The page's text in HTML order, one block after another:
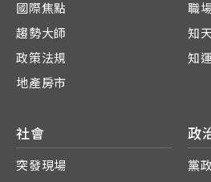
國際焦點
趨勢大師
政策法規
地產房市
職
知
知
社會
突發現場
政
黨